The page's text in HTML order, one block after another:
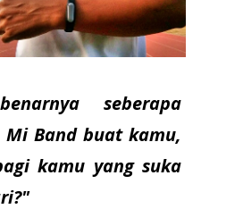
seberapa
Band buat kamu,
kamu yang suka